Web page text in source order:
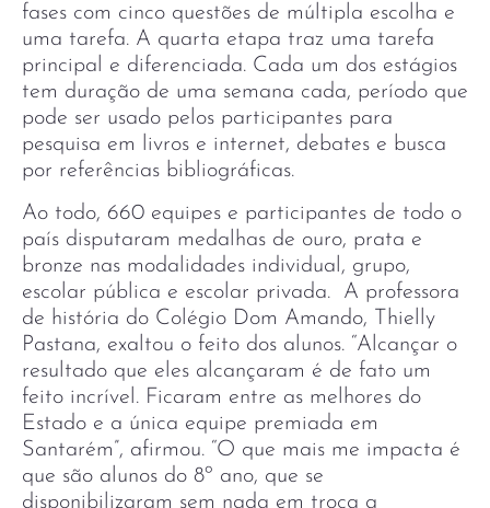
fases com cinco questões de múltipla escolha e
uma tarefa. A quarta etapa traz uma tarefa
principal e diferenciada. Cada um dos estágios
tem duração de uma semana cada, período que
pode ser usado pelos participantes para
pesquisa em livros e internet, debates e busca
por referências bibliográficas.
Ao todo, 660 equipes e participantes de todo o
país disputaram medalhas de ouro, prata e
bronze nas modalidades individual, grupo,
escolar pública e escolar privada. A professora
de história do Colégio Dom Amando, Thielly
Pastana, exaltou o feito dos alunos. “Alcançar o
resultado que eles alcançaram é de fato um
feito incrível. Ficaram entre as melhores do
Estado e a única equipe premiada em
Santarém”, afirmou. “O que mais me impacta é
que são alunos do 8º ano, que se
disponibilizaram sem nada em troca a